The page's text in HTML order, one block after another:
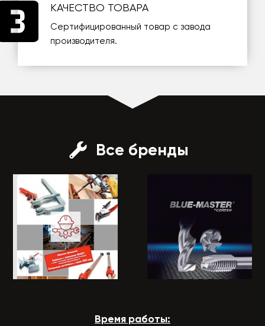
КАЧЕСТВО ТОВАРА
Сертифицированный товар с завода
производителя.
Все бренды
Время работы: